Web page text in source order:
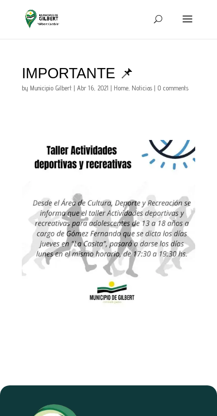
IMPORTANTE 📌
by Municipio Gilbert| Abr 16, 2021 | Home, Noticias| 0 comments